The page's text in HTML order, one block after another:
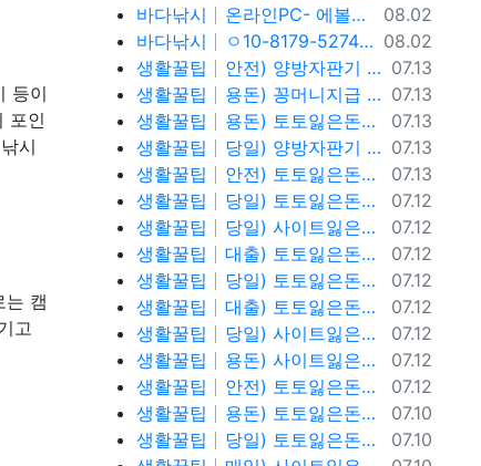
등이
포인
시
는 캠
고
등록일
08.02
바다낚시
온라인PC- 에볼루션슬롯 - 블루게임 WWW.fefas.net 아이슬롯아시아
등록일
08.02
바다낚시
ㅇ10-8179-5274 블루게임 fefas.net 바이브게임
등록일
07.13
생활꿀팁
안전) 양방자판기 토토반환신청 텔레@ybcs24
등록일
07.13
생활꿀팁
용돈) 꽁머니지급 토토빚복구 텔레@ybcs24
등록일
07.13
생활꿀팁
용돈) 토토잃은돈반환 토토잃은돈복구 텔레@ybcs24
등록일
07.13
생활꿀팁
당일) 양방자판기 토토반환신청 텔레@ybcs24
등록일
07.13
생활꿀팁
안전) 토토잃은돈반환 토토잃은돈복구 텔레@ybcs24
등록일
07.12
생활꿀팁
당일) 토토잃은돈반환 토토잃은돈복구 텔레@ybcs24
등록일
07.12
생활꿀팁
당일) 사이트잃은돈반환 사이트잃은돈복구 텔레@ybcs24
등록일
07.12
생활꿀팁
대출) 토토잃은돈반환 토토잃은돈복구 텔레@ybcs24
등록일
07.12
생활꿀팁
당일) 토토잃은돈반환 토토잃은돈복구 텔레@ybcs24
등록일
07.12
생활꿀팁
대출) 토토잃은돈반환 토토잃은돈복구 텔레@ybcs24
등록일
07.12
생활꿀팁
당일) 사이트잃은돈반환 사이트잃은돈복구 텔레@ybcs24
등록일
07.12
생활꿀팁
용돈) 사이트잃은돈반환 사이트잃은돈복구 텔레@ybcs24
등록일
07.12
생활꿀팁
안전) 토토잃은돈반환 텔레@ybcs24
등록일
07.10
생활꿀팁
용돈) 토토잃은돈반환 텔레@ybcs24
등록일
07.10
생활꿀팁
당일) 토토잃은돈반환 텔레@ybcs24